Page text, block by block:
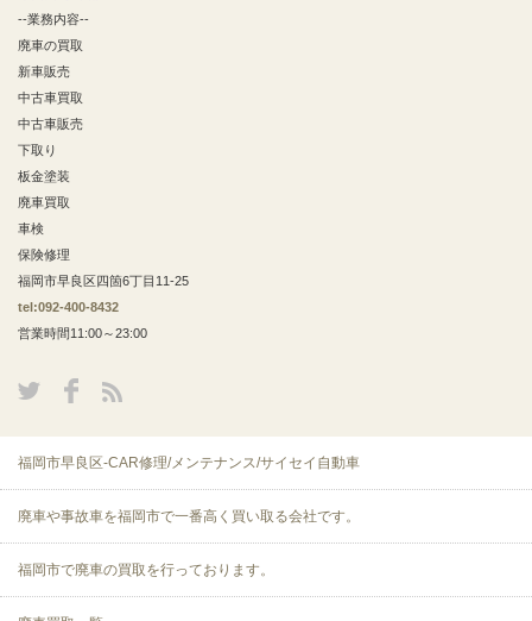
--業務内容--
廃車の買取
新車販売
中古車買取
中古車販売
下取り
板金塗装
廃車買取
車検
保険修理
福岡市早良区四箇6丁目11-25
tel:092-400-8432
営業時間11:00～23:00
福岡市早良区-CAR修理/メンテナンス/サイセイ自動車
廃車や事故車を福岡市で一番高く買い取る会社です。
福岡市で廃車の買取を行っております。